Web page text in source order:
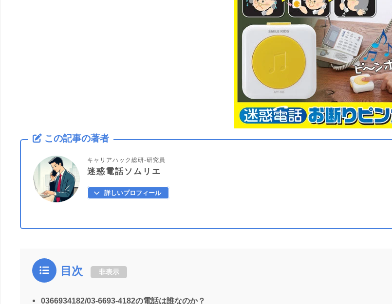
この記事の著者
キャリアハック総研-研究員
迷惑電話ソムリエ
詳しいプロフィール
目次 非表示
0366934182/03-6693-4182の電話は誰なのか？